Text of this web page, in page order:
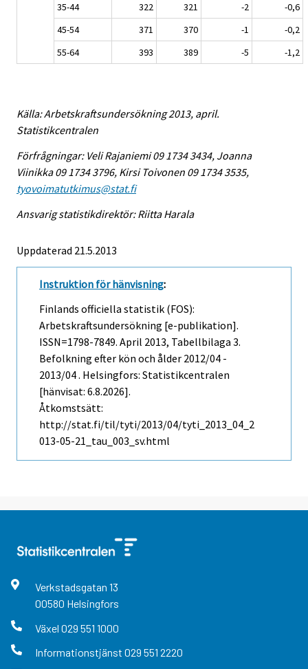
35-44
322 321 -2
-0,6
45-54
371 370 -1
-0,2
55-64
393 389 -5 -1,2
Källa: Arbetskraftsundersökning 2013, april.
Statistikcentralen
Förfrågningar: Veli Rajaniemi 09 1734 3434, Joanna
Viinikka 09 1734 3796, Kirsi Toivonen 09 1734 3535,
tyovoimatutkimus@stat.fi
Ansvarig statistikdirektör: Riitta Harala
Uppdaterad 21.5.2013
Instruktion för hänvisning:
Finlands officiella statistik (FOS):
Arbetskraftsundersökning [e-publikation].
ISSN=1798-7849. April 2013, Tabellbilaga 3.
Befolkning efter kön och ålder 2012/04 -
2013/04 . Helsingfors: Statistikcentralen
[hänvisat: 6.8.2026].
Åtkomstsätt:
http://stat.fi/til/tyti/2013/04/tyti_2013_04_2
013-05-21_tau_003_sv.html
Verkstadsgatan 13
00580 Helsingfors
Växel 029 551 1000
Informationstjänst 029 551 2220